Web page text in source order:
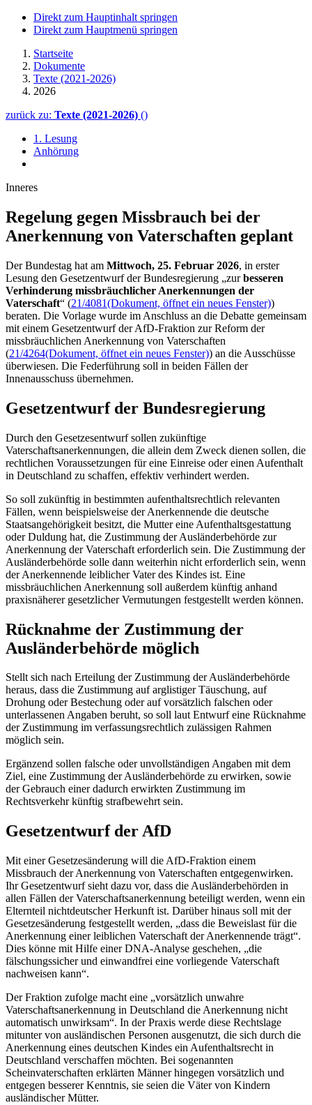
Direkt zum Hauptinhalt springen
Direkt zum Hauptmenü springen
Startseite
Dokumente
Texte (2021-2026)
2026
zurück zu: Texte (2021-2026) ()
1. Lesung
Anhörung
Inneres
Regelung gegen Missbrauch bei der
Anerkennung von Vaterschaften geplant
Der Bundestag hat am Mittwoch, 25. Februar 2026, in erster
Lesung den Gesetzentwurf der Bundesregierung „zurbesseren
Verhinderung missbräuchlicher Anerkennungen der
Vaterschaft“ (21/4081(Dokument, öffnet ein neues Fenster))
beraten. Die Vorlage wurde im Anschluss an die Debatte gemeinsam
mit einem Gesetzentwurf der AfD-Fraktion zur Reform der
missbräuchlichen Anerkennung von Vaterschaften
(21/4264(Dokument, öffnet ein neues Fenster)) an die Ausschüsse
überwiesen. Die Federführung soll in beiden Fällen der
Innenausschuss übernehmen.
Gesetzentwurf der Bundesregierung
Durch den Gesetzesentwurf sollen zukünftige
Vaterschaftsanerkennungen, die allein dem Zweck dienen sollen, die
rechtlichen Voraussetzungen für eine Einreise oder einen Aufenthalt
in Deutschland zu schaffen, effektiv verhindert werden.
So soll zukünftig in bestimmten aufenthaltsrechtlich relevanten
Fällen, wenn beispielsweise der Anerkennende die deutsche
Staatsangehörigkeit besitzt, die Mutter eine Aufenthaltsgestattung
oder Duldung hat, die Zustimmung der Ausländerbehörde zur
Anerkennung der Vaterschaft erforderlich sein. Die Zustimmung der
Ausländerbehörde solle dann weiterhin nicht erforderlich sein, wenn
der Anerkennende leiblicher Vater des Kindes ist. Eine
missbräuchlichen Anerkennung soll außerdem künftig anhand
praxisnäherer gesetzlicher Vermutungen festgestellt werden können.
Rücknahme der Zustimmung der
Ausländerbehörde möglich
Stellt sich nach Erteilung der Zustimmung der Ausländerbehörde
heraus, dass die Zustimmung auf arglistiger Täuschung, auf
Drohung oder Bestechung oder auf vorsätzlich falschen oder
unterlassenen Angaben beruht, so soll laut Entwurf eine Rücknahme
der Zustimmung im verfassungsrechtlich zulässigen Rahmen
möglich sein.
Ergänzend sollen falsche oder unvollständigen Angaben mit dem
Ziel, eine Zustimmung der Ausländerbehörde zu erwirken, sowie
der Gebrauch einer dadurch erwirkten Zustimmung im
Rechtsverkehr künftig strafbewehrt sein.
Gesetzentwurf der AfD
Mit einer Gesetzesänderung will die AfD-Fraktion einem
Missbrauch der Anerkennung von Vaterschaften entgegenwirken.
Ihr Gesetzentwurf sieht dazu vor, dass die Ausländerbehörden in
allen Fällen der Vaterschaftsanerkennung beteiligt werden, wenn ein
Elternteil nichtdeutscher Herkunft ist. Darüber hinaus soll mit der
Gesetzesänderung festgestellt werden, „dass die Beweislast für die
Anerkennung einer leiblichen Vaterschaft der Anerkennende trägt“.
Dies könne mit Hilfe einer DNA-Analyse geschehen, „die
fälschungssicher und einwandfrei eine vorliegende Vaterschaft
nachweisen kann“.
Der Fraktion zufolge macht eine „vorsätzlich unwahre
Vaterschaftsanerkennung in Deutschland die Anerkennung nicht
automatisch unwirksam“. In der Praxis werde diese Rechtslage
mitunter von ausländischen Personen ausgenutzt, die sich durch die
Anerkennung eines deutschen Kindes ein Aufenthaltsrecht in
Deutschland verschaffen möchten. Bei sogenannten
Scheinvaterschaften erklärten Männer hingegen vorsätzlich und
entgegen besserer Kenntnis, sie seien die Väter von Kindern
ausländischer Mütter.